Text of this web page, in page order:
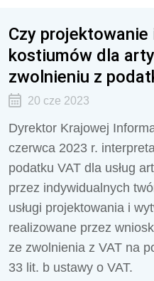
Czy
kostiumów dla
zwolnieniu z
20 cze 2023
Dyrektor Krajowej
czerwca 2023 r.
podatku VAT dla usług
przez indywidualnych
usługi projektowania i
realizowane przez
ze zwolnienia z VAT na
33 lit. b ustawy o VAT.